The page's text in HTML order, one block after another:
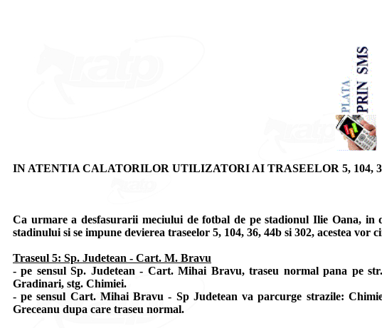
IN ATENTIA CALATORILOR UTILIZATORI AI TRASEELOR 5, 104,
Ca urmare a desfasurarii meciului de fotbal de pe stadionul Ilie Oana,
stadinului si se impune devierea traseelor 5, 104, 36, 44b si 302, acestea vor
Traseul 5: Sp. Judetean - Cart. M. Bravu
- pe sensul Sp. Judetean - Cart. Mihai Bravu, traseu normal pana pe
Gradinari, stg. Chimiei.
- pe sensul Cart. Mihai Bravu - Sp Judetean va parcurge strazile:
Greceanu dupa care traseu normal.